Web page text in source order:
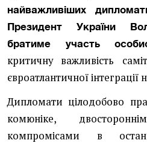
найважливіших
Президент України
братиме участь
критичну важливість
євроатлантичної
Дипломати цілодобово
комюніке,
компромісами в